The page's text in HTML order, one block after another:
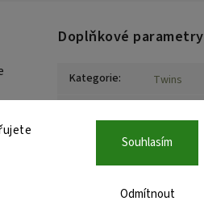
Odmítnout
Souhlasím
Doplňkové parametry
Kategorie:
Twins
Černá